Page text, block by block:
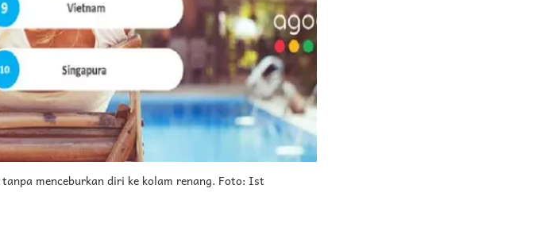
menceburkan diri ke kolam renang. Foto: Ist